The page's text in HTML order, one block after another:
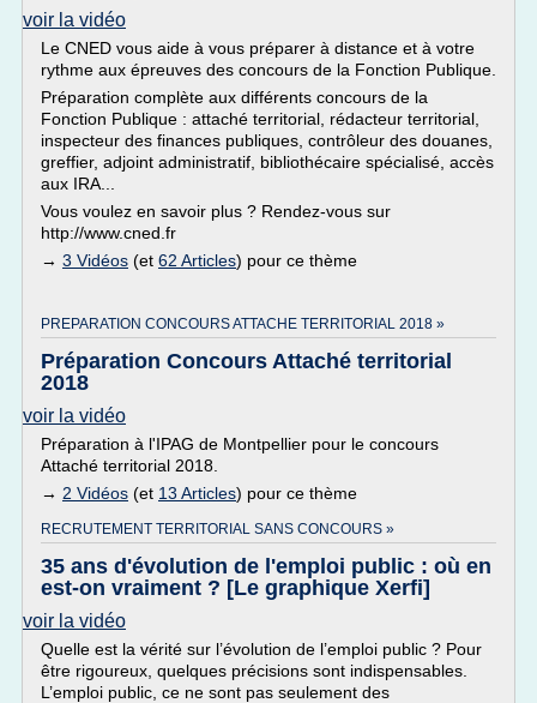
voir la vidéo
Le CNED vous aide à vous préparer à distance et à votre
rythme aux épreuves des concours de la Fonction Publique.
Préparation complète aux différents concours de la
Fonction Publique : attaché territorial, rédacteur territorial,
inspecteur des finances publiques, contrôleur des douanes,
greffier, adjoint administratif, bibliothécaire spécialisé, accès
aux IRA...
Vous voulez en savoir plus ? Rendez-vous sur
http://www.cned.fr
→ 3 Vidéos (et 62 Articles) pour ce thème
PREPARATION CONCOURS ATTACHE TERRITORIAL 2018 »
Préparation Concours Attaché territorial
2018
voir la vidéo
Préparation à l'IPAG de Montpellier pour le concours
Attaché territorial 2018.
→ 2 Vidéos (et 13 Articles) pour ce thème
RECRUTEMENT TERRITORIAL SANS CONCOURS »
35 ans d'évolution de l'emploi public : où en
est-on vraiment ? [Le graphique Xerfi]
voir la vidéo
Quelle est la vérité sur l’évolution de l’emploi public ? Pour
être rigoureux, quelques précisions sont indispensables.
L’emploi public, ce ne sont pas seulement des